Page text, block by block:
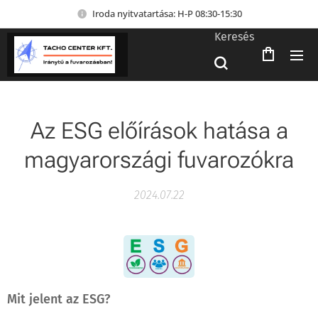
Iroda nyitvatartása: H-P 08:30-15:30
Keresés
Az ESG előírások hatása a
magyarországi fuvarozókra
2024.07.22
Mit jelent az ESG?